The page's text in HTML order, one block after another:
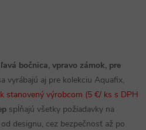
bočnica, vpravo zámok, pre
vyrábajú aj pre kolekciu Aquafix,
stanovený výrobcom (5 €/ ks s DPH
spĺňajú všetky požiadavky na
designu, cez bezpečnosť až po